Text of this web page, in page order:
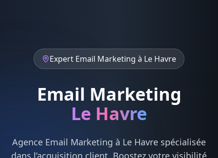
Expert Email Marketing à Le Havre
Email Marketing
Le Havre
Agence Email Marketing à Le Havre spécialisée
dans l’acquisition client. Boostez votre visibilité